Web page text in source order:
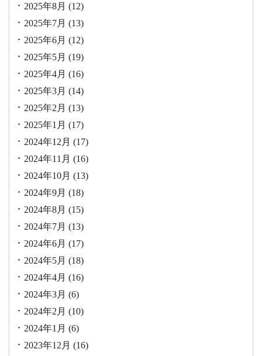
2025年8月 (12)
2025年7月 (13)
2025年6月 (12)
2025年5月 (19)
2025年4月 (16)
2025年3月 (14)
2025年2月 (13)
2025年1月 (17)
2024年12月 (17)
2024年11月 (16)
2024年10月 (13)
2024年9月 (18)
2024年8月 (15)
2024年7月 (13)
2024年6月 (17)
2024年5月 (18)
2024年4月 (16)
2024年3月 (6)
2024年2月 (10)
2024年1月 (6)
2023年12月 (16)